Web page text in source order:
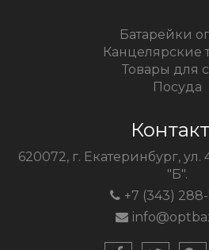
Батарейки
Канцелярские
Товары для
Посуда
620072, г. Екатеринбург,
"Б".
+7 (343)